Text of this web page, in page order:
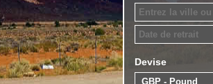
Devise